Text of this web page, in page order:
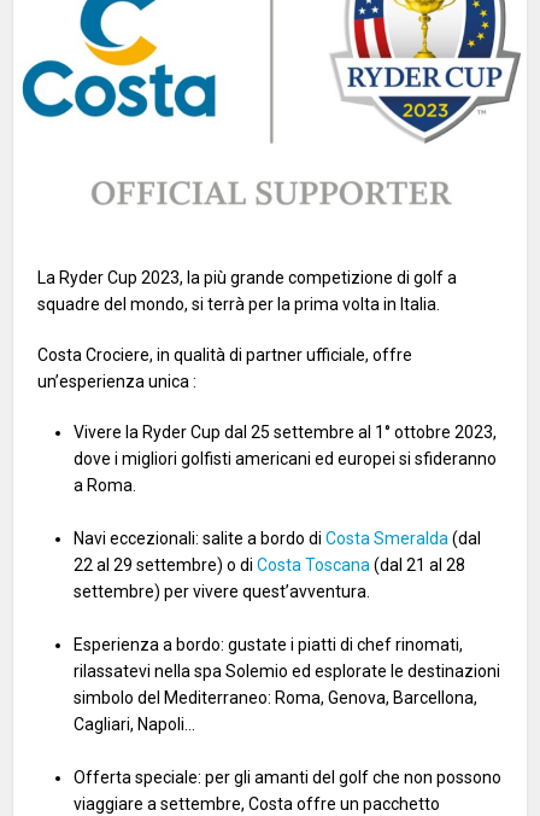
La Ryder Cup 2023, la più grande competizione di golf a
squadre del mondo, si terrà per la prima volta in Italia.
Costa Crociere, in qualità di partner ufficiale, offre
un’esperienza unica :
Vivere la Ryder Cup dal 25 settembre al 1° ottobre 2023,
dove i migliori golfisti americani ed europei si sfideranno
a Roma.
Navi eccezionali: salite a bordo diCosta Smeralda(dal
22 al 29 settembre) o diCosta Toscana(dal 21 al 28
settembre) per vivere quest’avventura.
Esperienza a bordo: gustate i piatti di chef rinomati,
rilassatevi nella spa Solemio ed esplorate le destinazioni
simbolo del Mediterraneo: Roma, Genova, Barcellona,
Cagliari, Napoli…
Offerta speciale: per gli amanti del golf che non possono
viaggiare a settembre, Costa offre un pacchetto